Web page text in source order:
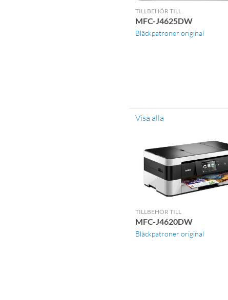
TILLBEHÖR TILL
MFC-J4625DW
Bläckpatroner original
Visa alla
TILLBEHÖR TILL
MFC-J4620DW
Bläckpatroner original